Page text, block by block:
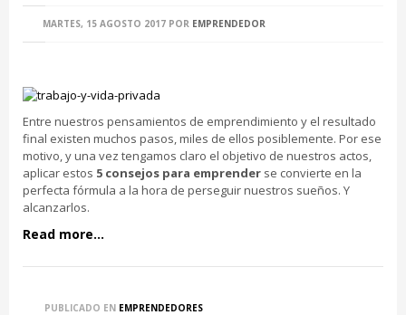
MARTES, 15 AGOSTO 2017 POR EMPRENDEDOR
Entre nuestros pensamientos de emprendimiento y el resultado
final existen muchos pasos, miles de ellos posiblemente. Por ese
motivo, y una vez tengamos claro el objetivo de nuestros actos,
aplicar estos 5 consejos para emprender se convierte en la
perfecta fórmula a la hora de perseguir nuestros sueños. Y
alcanzarlos.
Read more...
PUBLICADO EN EMPRENDEDORES